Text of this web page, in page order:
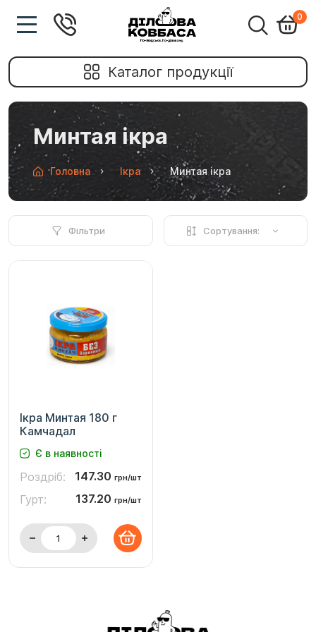
0
Каталог продукції
Минтая ікра
Головна Ікра Минтая ікра
Фільтри Сортування:
Ікра Минтая 180 г
Камчадал
Є в наявності
Роздріб: 147.30 грн/шт
Гурт: 137.20 грн/шт